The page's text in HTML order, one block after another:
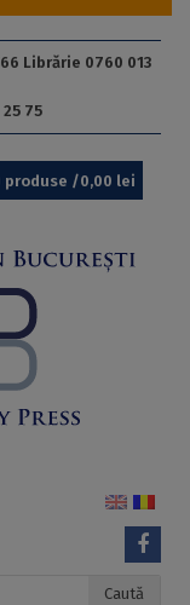
Librărie 0760 013
75
produse /0,00 lei
Caută